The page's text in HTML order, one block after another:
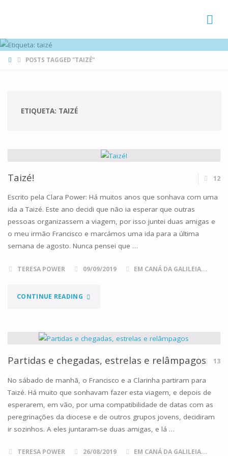
HOMEPOSTS TAGGED "TAIZÉ"
ETIQUETA: TAIZÉ
Taizé! 12
Escrito pela Clara Power: Há muitos anos que sonhava com uma
ida a Taizé. Este ano decidi que não ia esperar que outras
pessoas organizassem a viagem, por isso juntei duas amigas e
o meu irmão Francisco e marcámos uma ida para a última
semana de agosto. Nunca pensei que …
TERESA POWER 09/09/2019 EM CANÁ DA GALILEIA...
CONTINUE READING"TAIZÉ!"
Partidas e chegadas, estrelas e relâmpagos 13
No sábado de manhã, o Francisco e a Clarinha partiram para
Taizé. Há muito que sonhavam fazer esta viagem, e depois de
esperarem, em vão, por uma compatibilidade de datas com as
peregrinações da diocese e de outros grupos jovens, decidiram
ir sozinhos. A eles juntaram-se duas amigas, e lá …
TERESA POWER 26/08/2019 EM CANÁ DA GALILEIA...